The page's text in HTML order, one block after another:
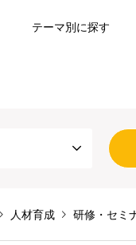
テーマ別に探す
人材育成 研修・セミ